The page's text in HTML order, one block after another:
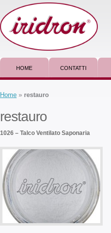
HOME CONTATTI
Home » restauro
restauro
1026 – Talco Ventilato Saponaria